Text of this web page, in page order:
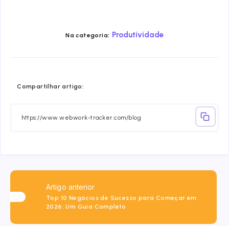
Na categoria: Produtividade
Compartilhar artigo:
Email
Artigo anterior
Top 10 Negócios de Sucesso para Começar em
2026: Um Guia Completo